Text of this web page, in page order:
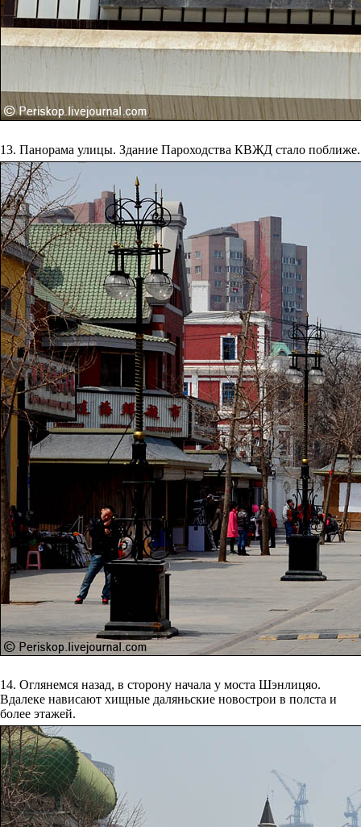
13. Панорама улицы. Здание Пароходства КВЖД стало поближе.
14. Оглянемся назад, в сторону начала у моста Шэнлицяо.
Вдалеке нависают хищные даляньские новострои в полста и
более этажей.